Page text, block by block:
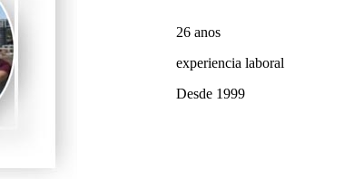
26 anos
experiencia laboral
Desde 1999